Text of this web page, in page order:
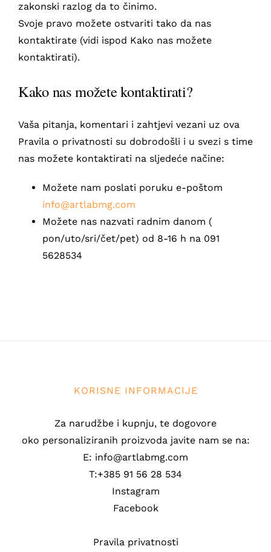
zakonski razlog da to činimo.
Svoje pravo možete ostvariti tako da nas
kontaktirate (vidi ispod Kako nas možete
kontaktirati).
Kako nas možete kontaktirati?
Vaša pitanja, komentari i zahtjevi vezani uz ova
Pravila o privatnosti su dobrodošli i u svezi s time
nas možete kontaktirati na sljedeće načine:
Možete nam poslati poruku e-poštom
info@artlabmg.com
Možete nas nazvati radnim danom (
pon/uto/sri/čet/pet) od 8-16 h na 091
5628534
KORISNE INFORMACIJE
Za narudžbe i kupnju, te dogovore
oko personaliziranih proizvoda javite nam se na:
E: info@artlabmg.com
T:+385 91 56 28 534
Instagram
Facebook
Pravila privatnosti